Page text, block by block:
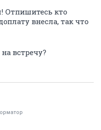
Отпишитесь кто
внесла, так что
встречу?